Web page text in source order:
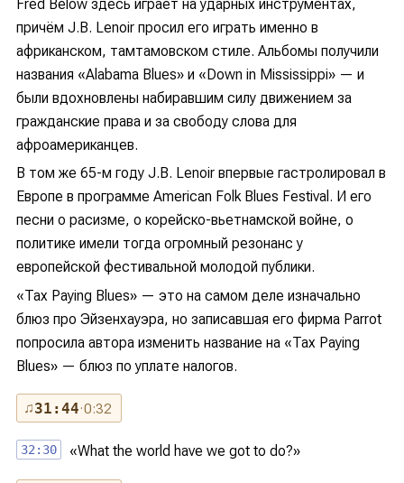
Fred Below здесь играет на ударных инструментах,
причём J.B. Lenoir просил его играть именно в
африканском, тамтамовском стиле. Альбомы получили
названия «Alabama Blues» и «Down in Mississippi» — и
были вдохновлены набиравшим силу движением за
гражданские права и за свободу слова для
афроамериканцев.
В том же 65-м году J.B. Lenoir впервые гастролировал в
Европе в программе American Folk Blues Festival. И его
песни о расизме, о корейско-вьетнамской войне, о
политике имели тогда огромный резонанс у
европейской фестивальной молодой публики.
«Tax Paying Blues» — это на самом деле изначально
блюз про Эйзенхауэра, но записавшая его фирма Parrot
попросила автора изменить название на «Tax Paying
Blues» — блюз по уплате налогов.
♫31:44· 0:32
32:30 «What the world have we got to do?»